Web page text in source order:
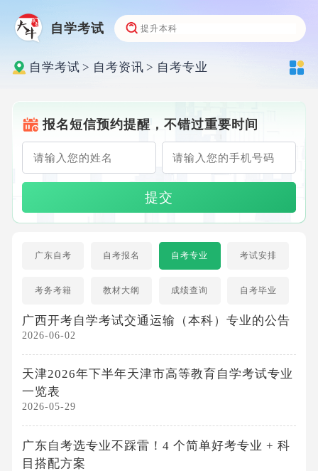
自学考试
自学考试 > 自考资讯 > 自考专业
报名短信预约提醒，不错过重要时间
提交
广东自考 自考报名 自考专业 考试安排
考务考籍 教材大纲 成绩查询 自考毕业
广西开考自学考试交通运输（本科）专业的公告
2026-06-02
天津2026年下半年天津市高等教育自学考试专业
一览表
2026-05-29
广东自考选专业不踩雷！4 个简单好考专业 + 科
目搭配方案